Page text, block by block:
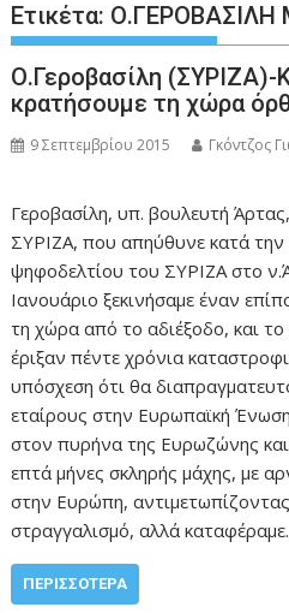
Ετικέτα:
Ο.Γεροβασίλη (ΣΥΡΙΖΑ)-
κρατήσουμε τη χώρα
9 Σεπτεμβρίου 2015 Γκόντζος
Γεροβασίλη, υπ. βουλευτή
ΣΥΡΙΖΑ, που απηύθυνε κατά
ψηφοδελτίου του ΣΥΡΙΖΑ στο
Ιανουάριο ξεκινήσαμε έναν
τη χώρα από το αδιέξοδο, και
έριξαν πέντε χρόνια
υπόσχεση ότι θα
εταίρους στην Ευρωπαϊκή
στον πυρήνα της Ευρωζώνης
επτά μήνες σκληρής μάχης, με
στην Ευρώπη, αντιμετωπίζοντας
στραγγαλισμό, αλλά
ΠΕΡΙΣΣΌΤΕΡΑ